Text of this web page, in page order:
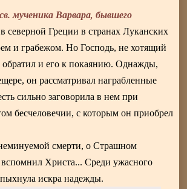
св. мученика Варвара, бывшего
северной Греции в странах Луканских
и грабежом. Но Господь, не хотящий
обратил и его к покаянию. Однажды,
он рассматривал награбленные
сильно заговорила в нем при
бесчеловечии, с которым он приобрел
смерти, о Страшном
Христа... Среди ужасного
искра надежды.